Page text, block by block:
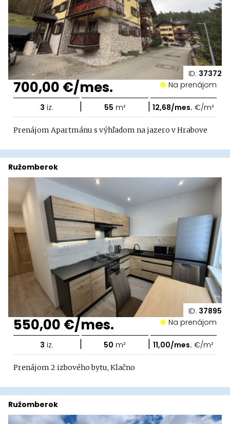
ID: 37372
700,00 €/mes. Na prenájom
3 iz. | 55 m² | 12,68/mes. €/m²
Prenájom Apartmánu s výhľadom na jazero v Hrabove
ID: 37895
Ružomberok
550,00 €/mes. Na prenájom
3 iz. | 50 m² | 11,00/mes. €/m²
Prenájom 2 izbového bytu, Klačno
Ružomberok